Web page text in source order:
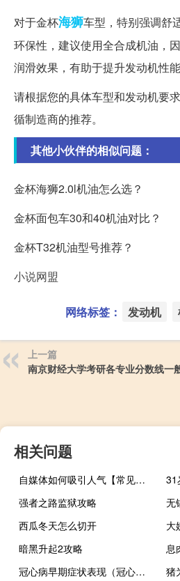
对于金杯海狮车型，特别强调舒
环保性，建议使用全合成机油，
润滑效果，有助于提升发动机性
请根据您的具体车型和发动机要
循制造商的推荐。
其他小伙伴的相似问题：
金杯海狮2.0l机油怎么选？
金杯面包车30和40机油对比？
金杯T32机油型号推荐？
小说网盟
网络标签： 发动机
上一篇
南京财经大学考研各专业分数线一
相关问题
自媒体如何吸引人气【常见的策略和方法提高吸引力】
强者之路监狱攻略
无
西瓜冬天怎么切开
大
暗黑升起2攻略
息
冠心病早期症状表现（冠心病早期症状）
猪